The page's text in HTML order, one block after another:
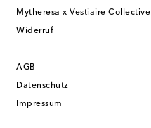
Mytheresa x Vestiaire Collective
Widerruf
AGB
Datenschutz
Impressum